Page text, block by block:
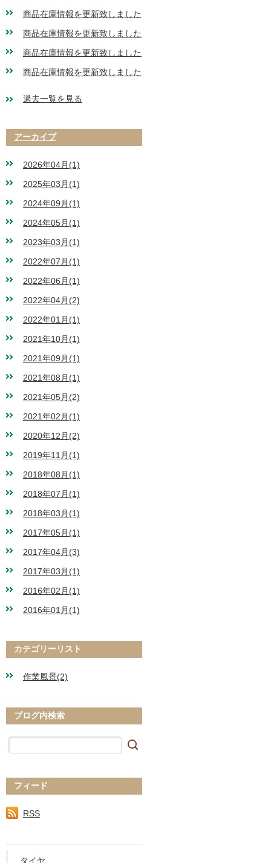
商品在庫情報を更新致しました
商品在庫情報を更新致しました
商品在庫情報を更新致しました
商品在庫情報を更新致しました
過去一覧を見る
アーカイブ
2026年04月(1)
2025年03月(1)
2024年09月(1)
2024年05月(1)
2023年03月(1)
2022年07月(1)
2022年06月(1)
2022年04月(2)
2022年01月(1)
2021年10月(1)
2021年09月(1)
2021年08月(1)
2021年05月(2)
2021年02月(1)
2020年12月(2)
2019年11月(1)
2018年08月(1)
2018年07月(1)
2018年03月(1)
2017年05月(1)
2017年04月(3)
2017年03月(1)
2016年02月(1)
2016年01月(1)
カテゴリーリスト
作業風景(2)
ブログ内検索
フィード
RSS
タイヤ